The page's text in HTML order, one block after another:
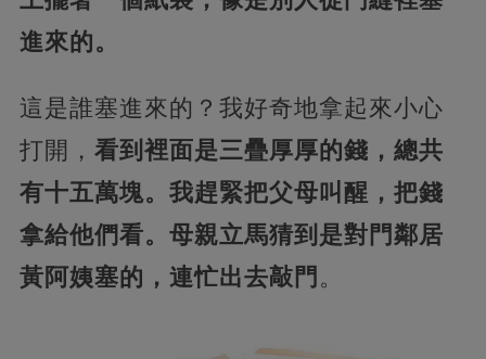
進來的。
這是誰塞進來的？我好奇地拿起來小心
打開， 看到裡面是三疊厚厚的錢，總共
有十五萬塊。我趕緊把父母叫醒，把錢
拿給他們看。母親立馬猜到是對門鄰居
黃阿姨塞的，連忙出去敲門 。